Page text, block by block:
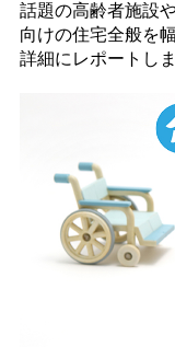
話題の高齢者施設
向けの住宅全般を
詳細にレポートしま